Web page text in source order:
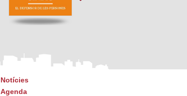
Notícies
Agenda